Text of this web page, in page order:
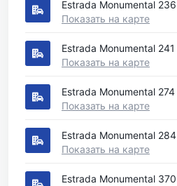
Estrada Monumental 236
Показать на карте
Estrada Monumental 241
Показать на карте
Estrada Monumental 274
Показать на карте
Estrada Monumental 284
Показать на карте
Estrada Monumental 370